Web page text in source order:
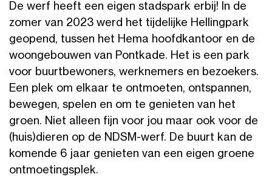
De werf heeft een eigen stadspark erbij! In de
zomer van 2023 werd het tijdelijke Hellingpark
geopend, tussen het Hema hoofdkantoor en de
woongebouwen van Pontkade. Het is een park
voor buurtbewoners, werknemers en bezoekers.
Een plek om elkaar te ontmoeten, ontspannen,
bewegen, spelen en om te genieten van het
groen. Niet alleen fijn voor jou maar ook voor de
(huis)dieren op de NDSM-werf. De buurt kan de
komende 6 jaar genieten van een eigen groene
ontmoetingsplek.